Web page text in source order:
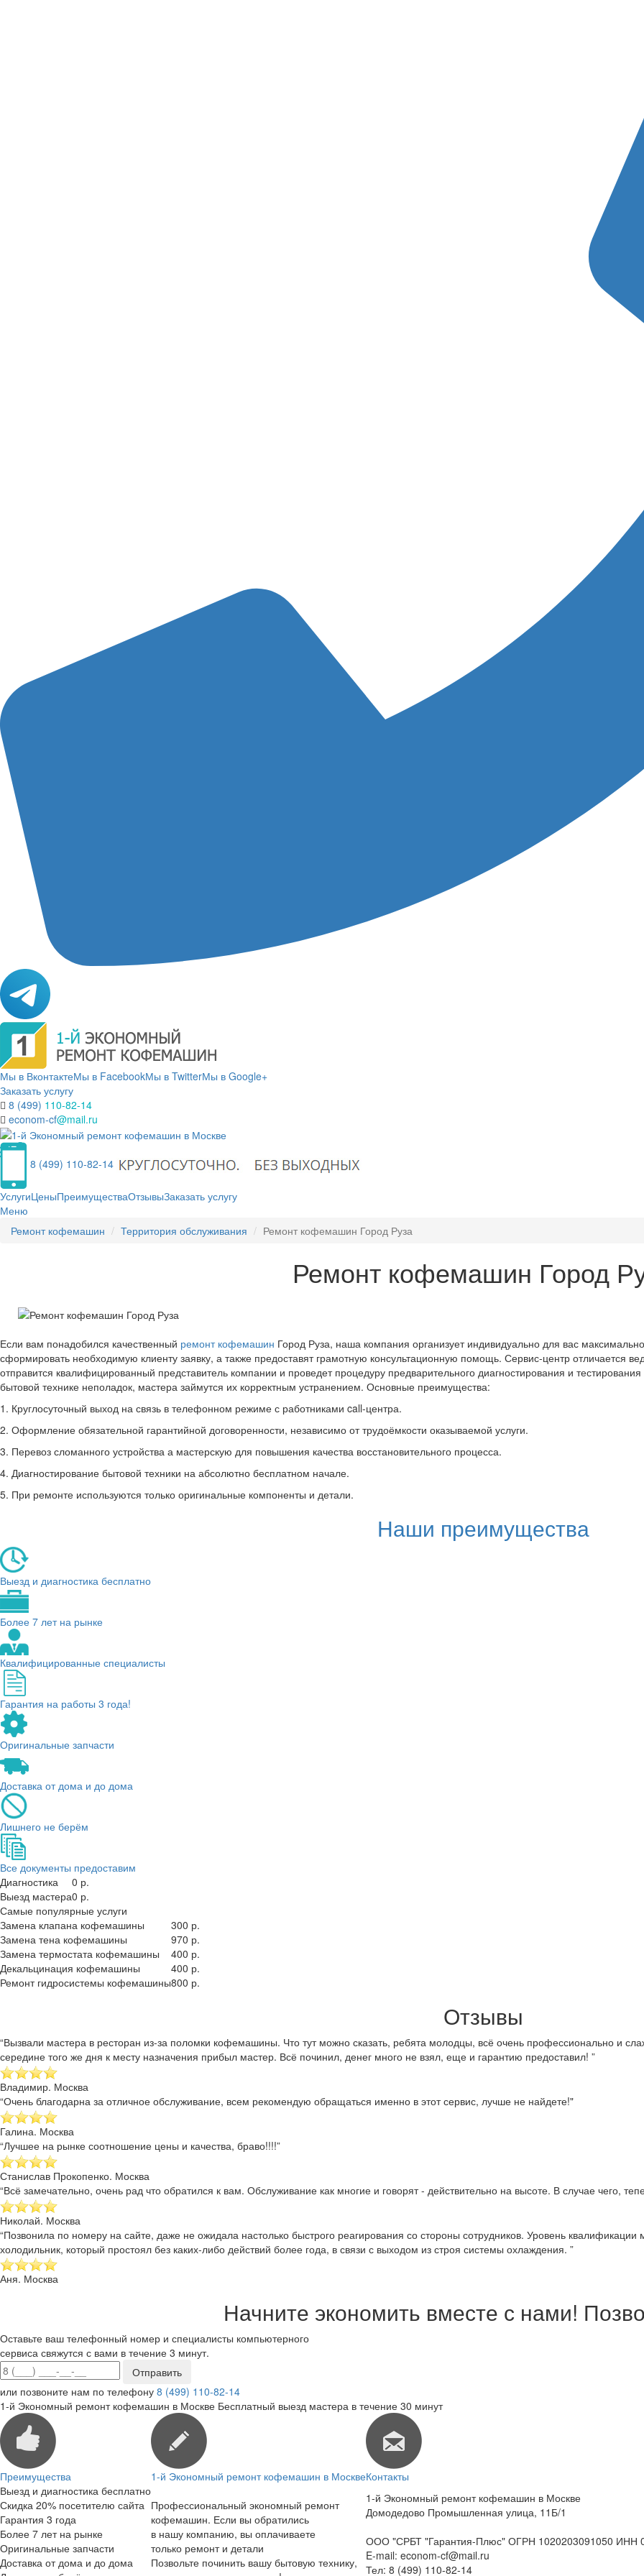
Мы в ВконтактеМы в FacebookМы в TwitterМы в Google+
Заказать услугу
8 (499) 110-82-14
econom-cf@mail.ru
8 (499) 110-82-14
УслугиЦеныПреимуществаОтзывыЗаказать услугу
Меню
Ремонт кофемашин
Территория обслуживания Ремонт кофемашин Город Руза
Ремонт кофемашин Город
Если вам понадобился качественный ремонт кофемашин Город Руза, наша компания организует индивидуально для вас
сформировать необходимую клиенту заявку, а также предоставят грамотную консультационную помощь. Сервис-центр отличается
отправится квалифицированный представитель компании и проведет процедуру предварительного диагностирования и
бытовой технике неполадок, мастера займутся их корректным устранением. Основные преимущества:
1. Круглосуточный выход на связь в телефонном режиме с работниками call-центра.
2. Оформление обязательной гарантийной договоренности, независимо от трудоёмкости оказываемой услуги.
3. Перевоз сломанного устройства а мастерскую для повышения качества восстановительного процесса.
4. Диагностирование бытовой техники на абсолютно бесплатном начале.
5. При ремонте используются только оригинальные компоненты и детали.
Наши преимущества
Выезд и диагностика бесплатно
Более 7 лет на рынке
Квалифицированные специалисты
Гарантия на работы 3 года!
Оригинальные запчасти
Доставка от дома и до дома
Лишнего не берём
Все документы предоставим
Диагностика
0 р.
Выезд мастера0 р.
Самые популярные услуги
Замена клапана кофемашины
300 р.
Замена тена кофемашины
970 р.
Замена термостата кофемашины
400 р.
Декальцинация кофемашины
400 р.
Ремонт гидросистемы кофемашины800 р.
Отзывы
“Вызвали мастера в ресторан из-за поломки кофемашины. Что тут можно сказать, ребята молодцы, всё очень профессионально и
середине того же дня к месту назначения прибыл мастер. Всё починил, денег много не взял, еще и гарантию предоставил! ”
Владимир. Москва
“Очень благодарна за отличное обслуживание, всем рекомендую обращаться именно в этот сервис, лучше не найдете!"
Галина. Москва
“Лучшее на рынке соотношение цены и качества, браво!!!!”
Станислав Прокопенко. Москва
“Всё замечательно, очень рад что обратился к вам. Обслуживание как многие и говорят - действительно на высоте. В случае чего,
Николай. Москва
“Позвонила по номеру на сайте, даже не ожидала настолько быстрого реагирования со стороны сотрудников. Уровень
холодильник, который простоял без каких-либо действий более года, в связи с выходом из строя системы охлаждения. ”
Аня. Москва
Начните экономить вместе с нами!
Оставьте ваш телефонный номер и специалисты компьютерного
сервиса свяжутся с вами в течение 3 минут.
или позвоните нам по телефону 8 (499) 110-82-14
1-й Экономный ремонт кофемашин в Москве Бесплатный выезд мастера в течение 30 минут
Преимущества 1-й Экономный ремонт кофемашин в МосквеКонтакты
Выезд и диагностика бесплатно
Скидка 20% посетителю сайта
Гарантия 3 года
Более 7 лет на рынке
Оригинальные запчасти
Доставка от дома и до дома
Профессиональный экономный ремонт
кофемашин. Если вы обратились
в нашу компанию, вы оплачиваете
только ремонт и детали
Позвольте починить вашу бытовую технику,
1-й Экономный ремонт кофемашин в Москве
Домодедово Промышленная улица, 11Б/1
ООО "СРБТ "Гарантия-Плюс" ОГРН 1020203091050 ИНН
E-mail: econom-cf@mail.ru
Тел: 8 (499) 110-82-14